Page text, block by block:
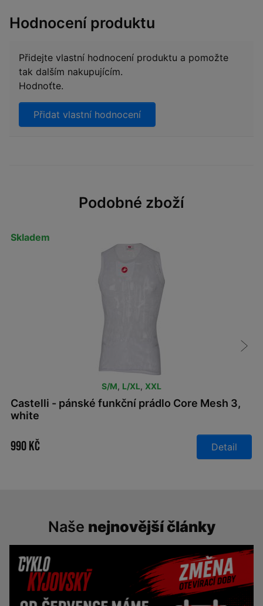
Hodnocení produktu
Přidejte vlastní hodnocení produktu a pomožte
tak dalším nakupujícím.
Hodnoťte.
Přidat vlastní hodnocení
Podobné zboží
Skladem
S/M, L/XL, XXL
Castelli - pánské funkční prádlo Core Mesh 3,
white
990 Kč Detail
Naše nejnovější články